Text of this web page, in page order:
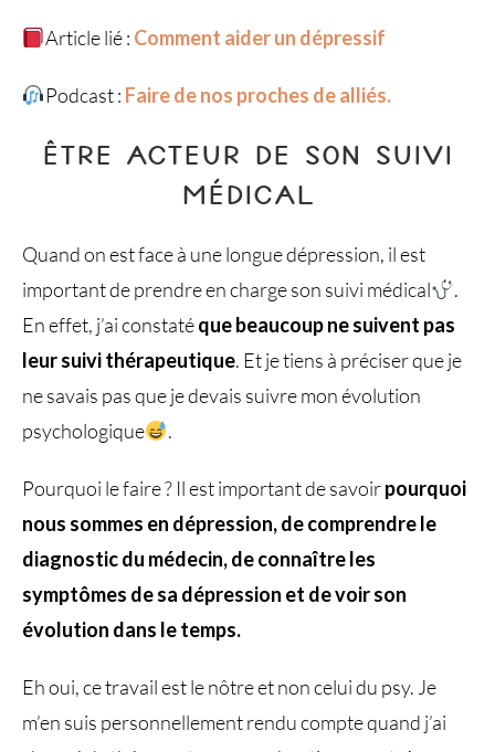
Article lié : Comment aider un dépressif
Podcast : Faire de nos proches de alliés.
ÊTRE ACTEUR DE SON SUIVI
MÉDICAL
Quand on est face à une longue dépression, il est
important de prendre en charge son suivi médical
.
En effet, j’ai constatéque beaucoup ne suivent pas
leur suivi thérapeutique. Et je tiens à préciser que je
ne savais pas que je devais suivre mon évolution
psychologique
.
Pourquoi le faire ? Il est important de savoirpourquoi
nous sommes en dépression, de comprendre le
diagnostic du médecin, de connaître les
symptômes de sa dépression et de voir son
évolution dans le temps.
Eh oui, ce travail est le nôtre et non celui du psy. Je
m’en suis personnellement rendu compte quand j’ai